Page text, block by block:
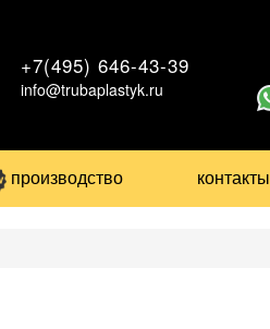
+7(495) 646-43-39
info@trubaplastyk.ru
производство контакты